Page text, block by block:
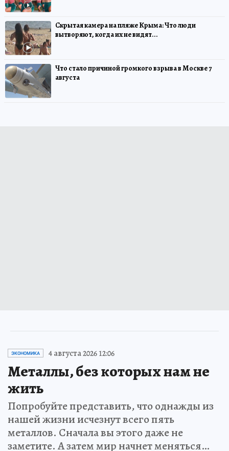
Скрытая камера на пляже Крыма: Что люди
вытворяют, когда их не видят...
Что стало причиной громкого взрыва в Москве 7
августа
ЭКОНОМИКА 4 августа 2026 12:06
Металлы, без которых нам не
жить
Попробуйте представить, что однажды из
нашей жизни исчезнут всего пять
металлов. Сначала вы этого даже не
заметите. А затем мир начнет меняться…